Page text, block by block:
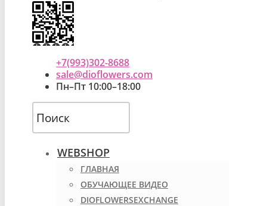
+7(993)302-8688
sale@dioflowers.com
Пн–Пт 10:00–18:00
WEBSHOP
ГЛАВНАЯ
ОБУЧАЮЩЕЕ ВИДЕО
DIOFLOWERSEXCHANGE